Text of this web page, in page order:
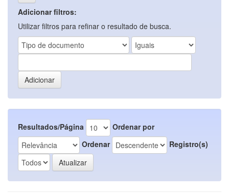
Adicionar filtros:
Utilizar filtros para refinar o resultado de busca.
Resultados/Página
Ordenar por
Ordenar
Registro(s)